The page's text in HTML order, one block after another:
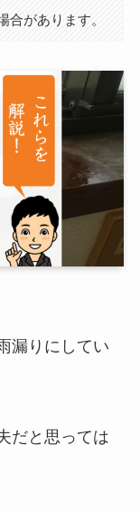
合があります。
漏りにしてい
だと思っては